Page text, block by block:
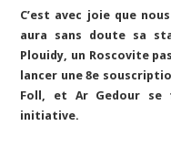
C’est avec joie que
aura sans doute sa
Plouidy, un Roscovite
lancer une 8e
Foll, et Ar Gedour
initiative.